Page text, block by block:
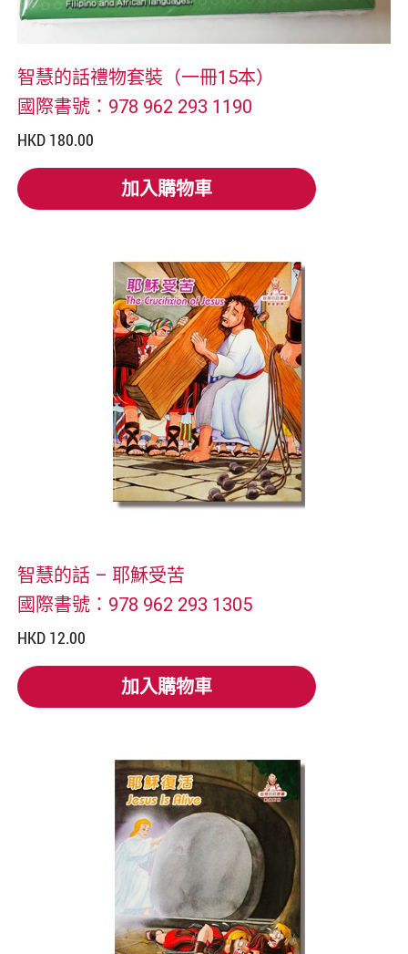
智慧的話禮物套裝（一冊15本）
國際書號：978 962 293 1190
HKD 180.00
加入購物車
加入購物車
智慧的話 – 耶穌受苦
國際書號：978 962 293 1305
HKD 12.00
加入購物車
加入購物車